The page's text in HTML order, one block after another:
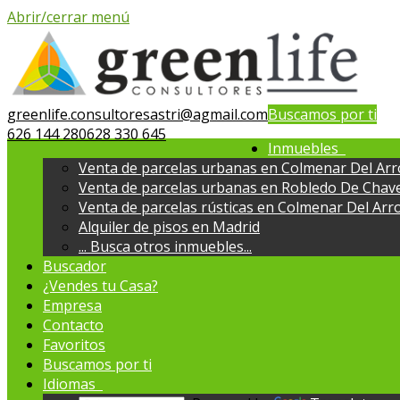
Abrir/cerrar menú
greenlife.consultoresastri@agmail.com
626 144 280628 330 645
Buscamos por ti
Inmuebles
Venta de parcelas urbanas en Colmenar Del
Venta de parcelas urbanas en Robledo De
Venta de parcelas rústicas en Colmenar Del
Alquiler de pisos en Madrid
... Busca otros inmuebles...
Buscador
¿Vendes tu Casa?
Empresa
Contacto
Favoritos
Buscamos por ti
Idiomas